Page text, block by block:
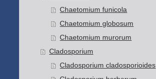
Chaetomium funicola
Chaetomium globosum
Chaetomium murorum
Cladosporium
Cladosporium cladosporioides